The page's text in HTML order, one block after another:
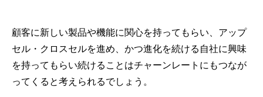
顧客に新しい製品や機能に関心を持ってもらい、アップ
セル・クロスセルを進め、かつ進化を続ける自社に興味
を持ってもらい続けることはチャーンレートにもつなが
ってくると考えられるでしょう。